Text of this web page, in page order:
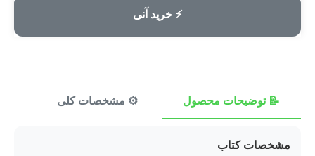
⚡ خرید آنی
📝 توضیحات محصول ⚙️ مشخصات کلی
مشخصات کتاب